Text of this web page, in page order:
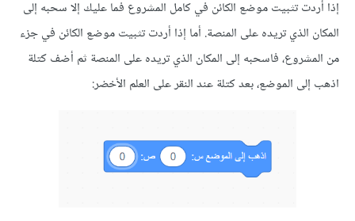
تثبيت موضع الكائن في كامل المشروع فما عليك إلا سحبه إلى
الذي تريده على المنصة. أما إذا أردت تثبيت موضع الكائن في جزء
فاسحبه إلى المكان الذي تريده على المنصة ثم أضف كتلة
الموضع، بعد كتلة عند النقر على العلم الأخضر: